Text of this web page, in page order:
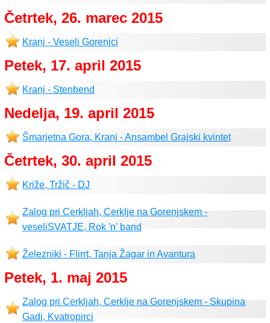
Četrtek, 26. marec 2015
Kranj - Veseli Gorenjci
Petek, 17. april 2015
Kranj - Stenbend
Nedelja, 19. april 2015
Šmarjetna Gora, Kranj - Ansambel Grajski kvintet
Četrtek, 30. april 2015
Križe, Tržič - DJ
Zalog pri Cerkljah, Cerklje na Gorenjskem -
veseliSVATJE, Rok 'n' band
Železniki - Flirrt, Tanja Žagar in Avantura
Petek, 1. maj 2015
Zalog pri Cerkljah, Cerklje na Gorenjskem - Skupina
Gadi, Kvatropirci